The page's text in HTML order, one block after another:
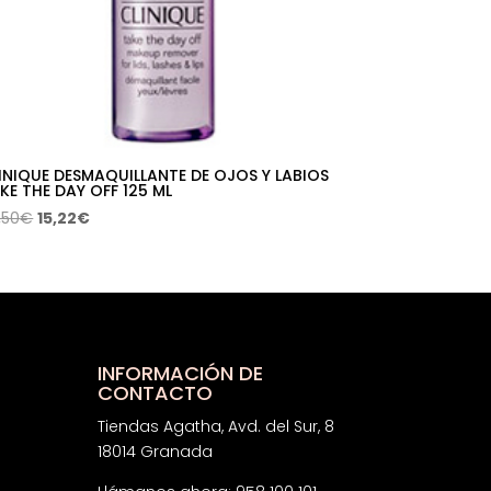
DESMAQUILLANTE DE OJOS Y LABIOS
THE DAY OFF 125 ML
€El
era:
15,22€El
es:
INFORMACIÓN DE
CONTACTO
Tiendas Agatha, Avd. del Sur, 8
18014 Granada